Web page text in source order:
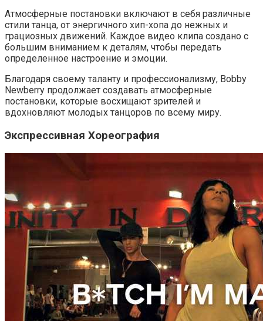
Атмосферные постановки включают в себя различные
стили танца, от энергичного хип-хопа до нежных и
грациозных движений. Каждое видео клипа создано с
большим вниманием к деталям, чтобы передать
определенное настроение и эмоции.
Благодаря своему таланту и профессионализму, Bobby
Newberry продолжает создавать атмосферные
постановки, которые восхищают зрителей и
вдохновляют молодых танцоров по всему миру.
Экспрессивная Хореография